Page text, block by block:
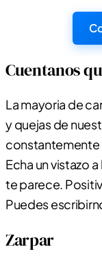
Cuentanos
La mayoria de
y quejas de
constantemente
Echa un vistazo
te parece.
Puedes
Zarpar